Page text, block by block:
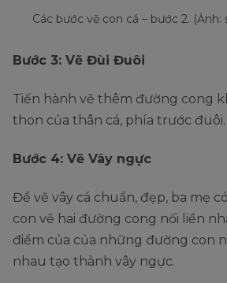
Các bước vẽ con cá – bước 2.
Bước 3: Vẽ Đùi Đuôi
Tiến hành vẽ thêm đường cong
thon của thân cá, phía trước đuôi.
Bước 4: Vẽ Vây ngực
Để vẽ vây cá chuẩn, đẹp, ba mẹ
con vẽ hai đường cong nối liền
điểm của của những đường con
nhau tạo thành vây ngực.